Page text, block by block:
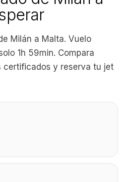
Milán a Malta. Vuelo
1h 59min. Compara
certificados y reserva tu jet